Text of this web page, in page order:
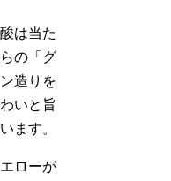
は当た
の「グ
造りを
いと旨
ます。
ローが